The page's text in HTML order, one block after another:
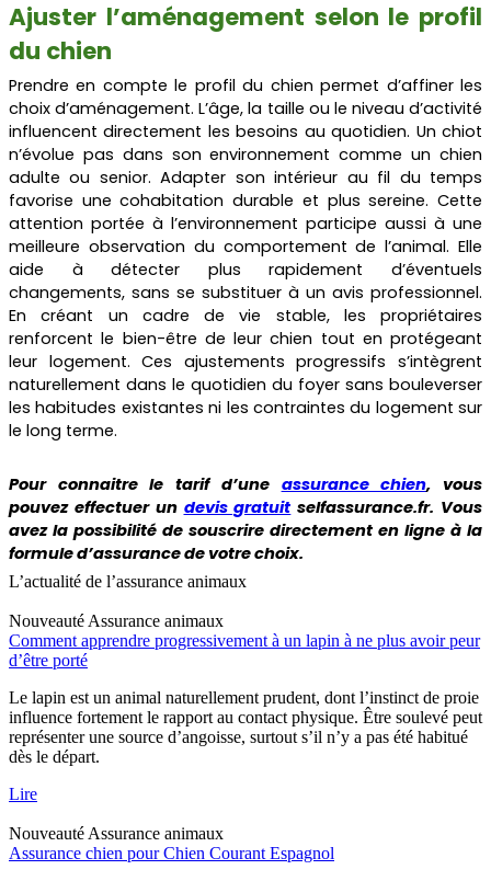
Ajuster l’aménagement selon le profil
du chien
Prendre en compte le profil du chien permet d’affiner les
choix d’aménagement. L’âge, la taille ou le niveau d’activité
influencent directement les besoins au quotidien. Un chiot
n’évolue pas dans son environnement comme un chien
adulte ou senior. Adapter son intérieur au fil du temps
favorise une cohabitation durable et plus sereine. Cette
attention portée à l’environnement participe aussi à une
meilleure observation du comportement de l’animal. Elle
aide à détecter plus rapidement d’éventuels
changements, sans se substituer à un avis professionnel.
En créant un cadre de vie stable, les propriétaires
renforcent le bien-être de leur chien tout en protégeant
leur logement. Ces ajustements progressifs s’intègrent
naturellement dans le quotidien du foyer sans bouleverser
les habitudes existantes ni les contraintes du logement sur
le long terme.
Pour connaitre le tarif d’une assurance chien, vous
pouvez effectuer un devis gratuit selfassurance.fr. Vous
avez la possibilité de souscrire directement en ligne à la
formule d’assurance de votre choix.
L’actualité de l’assurance animaux
Nouveauté Assurance animaux
Comment apprendre progressivement à un lapin à ne plus avoir peur
d’être porté
Le lapin est un animal naturellement prudent, dont l’instinct de proie
influence fortement le rapport au contact physique. Être soulevé peut
représenter une source d’angoisse, surtout s’il n’y a pas été habitué
dès le départ.
Lire
Nouveauté Assurance animaux
Assurance chien pour Chien Courant Espagnol